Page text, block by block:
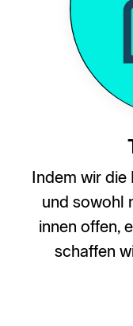
Indem wir die
und sowohl
innen offen,
schaffen